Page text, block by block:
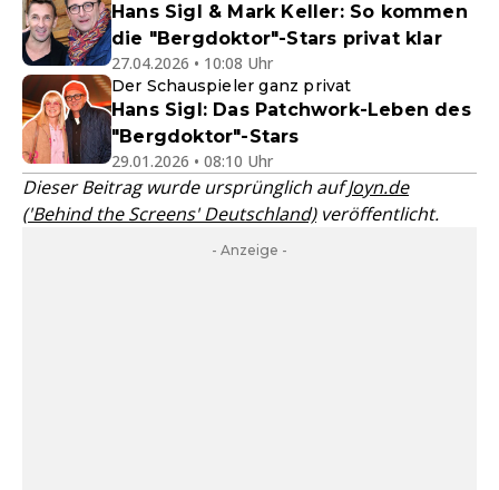
Hans Sigl & Mark Keller: So kommen
die "Bergdoktor"-Stars privat klar
27.04.2026 • 10:08 Uhr
Der Schauspieler ganz privat
Hans Sigl: Das Patchwork-Leben des
"Bergdoktor"-Stars
29.01.2026 • 08:10 Uhr
Dieser Beitrag wurde ursprünglich aufJoyn.de
('Behind the Screens' Deutschland)veröffentlicht.
- Anzeige -